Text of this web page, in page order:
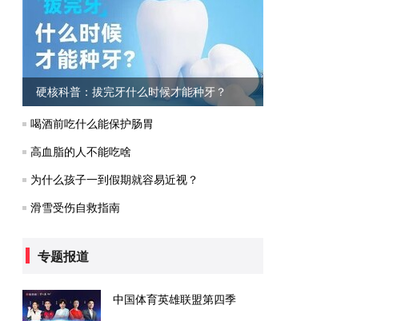
硬核科普：拔完牙什么时候才能种牙？
喝酒前吃什么能保护肠胃
高血脂的人不能吃啥
为什么孩子一到假期就容易近视？
滑雪受伤自救指南
专题报道
中国体育英雄联盟第四季